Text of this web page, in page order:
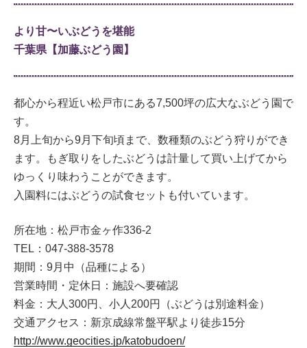
より甘〜いぶどうを堪能
千葉県【加藤ぶどう園】
都心から程近い松戸市にある7,500坪の広大なぶどう園で
す。
8月上旬から9月下旬頃まで、数種類のぶどう狩りができ
ます。もぎ取りをしたぶどうは計量して買い上げてから
ゆっくり味わうことができます。
入園料にはぶどうの試食セットも付いています。
所在地：松戸市金ヶ作336-2
TEL：047-388-3578
期間：9月中（品種による）
営業時間・定休日：施設へ要確認
料金：大人300円、小人200円（ぶどうは別途料金）
交通アクセス：新京成線常盤平駅より徒歩15分
http://www.geocities.jp/katobudoen/